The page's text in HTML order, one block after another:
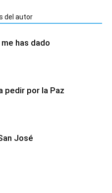
del autor
has dado
pedir por la Paz
José